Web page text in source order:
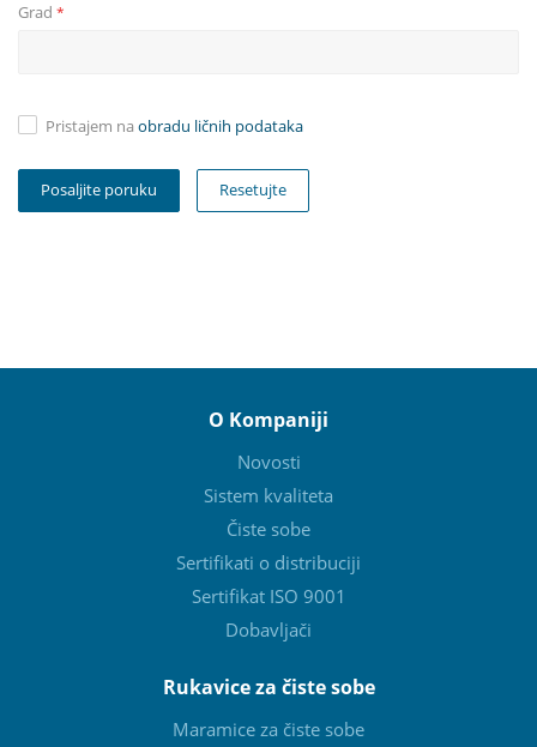
Grad *
Pristajem na obradu ličnih podataka
Resetujte
O Kompaniji
Novosti
Sistem kvaliteta
Čiste sobe
Sertifikati o distribuciji
Sertifikat ISO 9001
Dobavljači
Rukavice za čiste sobe
Maramice za čiste sobe